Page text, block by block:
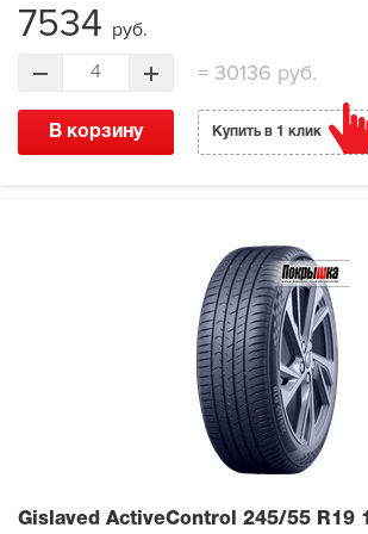
7534 руб.
4 =30136 руб.
В корзину Купить в 1 клик
Gislaved ActiveControl 245/55 R19